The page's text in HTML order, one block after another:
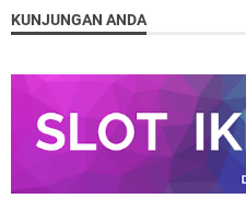
KUNJUNGAN ANDA